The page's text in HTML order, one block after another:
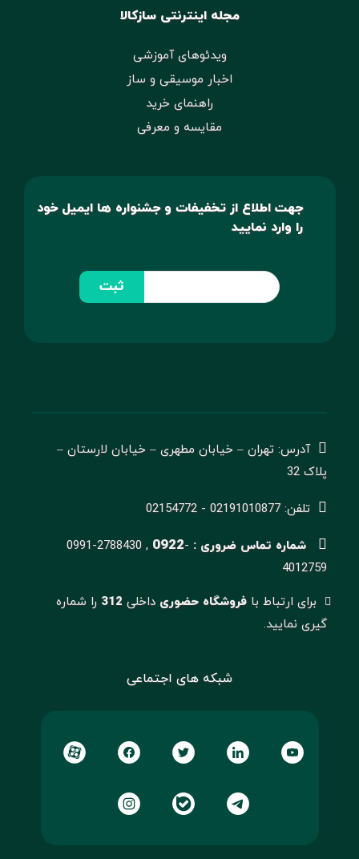
مجله اینترنتی سازکالا
ویدئوهای آموزشی
اخبار موسیقی و ساز
راهنمای خرید
مقایسه و معرفی
جهت اطلاع از تخفیفات و جشنواره ها ایمیل خود
را وارد نمایید
ثبت
آدرس: تهران – خیابان مطهری – خیابان لارستان –
پلاک 32
تلفن: 02191010877 - 02154772
شماره تماس ضروری : 0991-2788430 , 0922-
4012759
برای ارتباط با فروشگاه حضوریداخلی 312 را شماره
گیری نمایید.
شبکه های اجتماعی